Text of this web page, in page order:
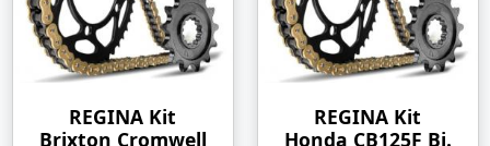
REGINA Kit
Brixton Cromwell
REGINA Kit
Honda CB125F Bj.